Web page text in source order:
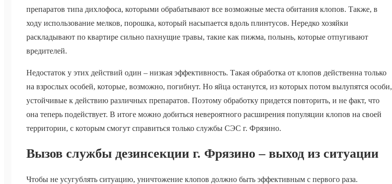
препаратов типа дихлофоса, которыми обрабатывают все возможные места обитания клопов. Также, в
ходу использование мелков, порошка, который насыпается вдоль плинтусов. Нередко хозяйки
раскладывают по квартире сильно пахнущие травы, такие как пижма, полынь, которые отпугивают
вредителей.
Недостаток у этих действий один – низкая эффективность. Такая обработка от клопов действенна только
на взрослых особей, которые, возможно, погибнут. Но яйца останутся, из которых потом вылупятся особи,
устойчивые к действию различных препаратов. Поэтому обработку придется повторить, и не факт, что
она теперь подействует. В итоге можно добиться невероятного расширения популяции клопов на своей
территории, с которым смогут справиться только службы СЭС г. Фрязино.
Вызов службы дезинсекции г. Фрязино – выход из ситуации
Чтобы не усугублять ситуацию, уничтожение клопов должно быть эффективным с первого раза.